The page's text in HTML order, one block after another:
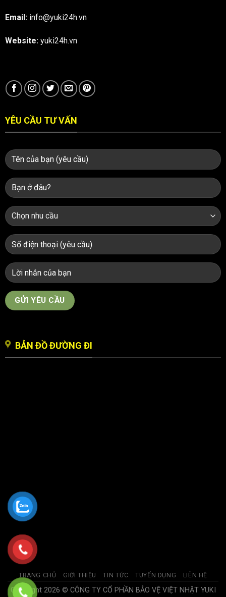
Email: info@yuki24h.vn
Website: yuki24h.vn
YÊU CẦU TƯ VẤN
BẢN ĐỒ ĐƯỜNG ĐI
TRANG CHỦ GIỚI THIỆU TIN TỨC TUYỂN DỤNG LIÊN HỆ
Copyright 2026 © CÔNG TY CỔ PHẦN BẢO VỆ VIỆT NHẬT YUKI